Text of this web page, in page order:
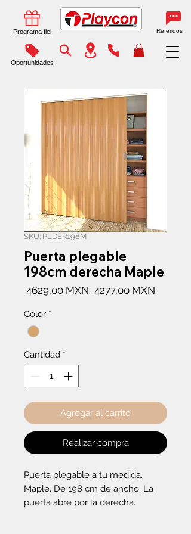
Programa fiel Referidos
Oportunidades
SKU: PLDER198M
Puerta plegable
198cm derecha Maple
4629,00 MXN Precio
4277,00 MXN
Color *
Cantidad *
Agregar al carrito
Realizar compra
Puerta plegable a tu medida.
Maple. De 198 cm de ancho. La
puerta abre por la derecha.